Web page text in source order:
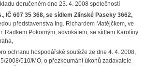
doručeném dne 23. 4. 2008 společností
,IČ 607 35 368, se sídlem Zlínské Paseky 3662,
představenstva Ing. Richardem Matějčkem, ve
Radkem Pokorným, advokátem, se sídlem Karolíny
ochranu hospodářské soutěže ze dne 4. 4. 2008,
2008/510/MO, o přezkoumání úkonů zadavatele -